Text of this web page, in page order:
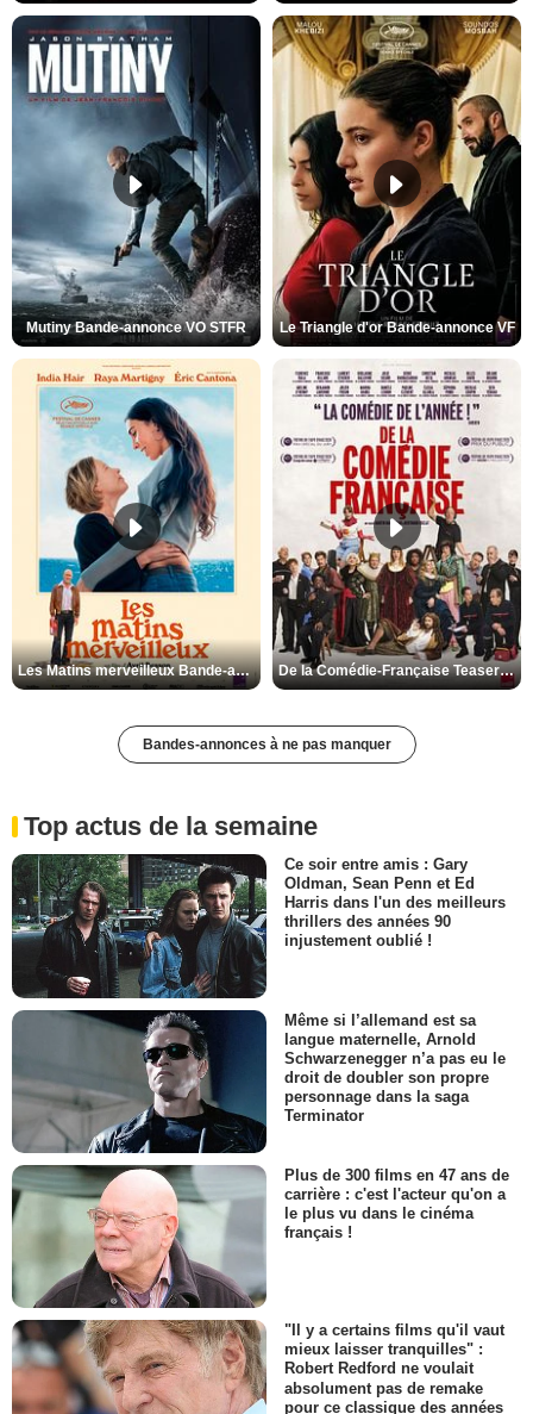
Mutiny Bande-annonce VO STFR Le Triangle d'or Bande-annonce VF
Les Matins merveilleux Bande-annonce VF De la Comédie-Française Teaser VF
Bandes-annonces à ne pas manquer
Top actus de la semaine
Ce soir entre amis : Gary
Oldman, Sean Penn et Ed
Harris dans l'un des meilleurs
thrillers des années 90
injustement oublié !
Même si l’allemand est sa
langue maternelle, Arnold
Schwarzenegger n’a pas eu le
droit de doubler son propre
personnage dans la saga
Terminator
Plus de 300 films en 47 ans de
carrière : c'est l'acteur qu'on a
le plus vu dans le cinéma
français !
"Il y a certains films qu'il vaut
mieux laisser tranquilles" :
Robert Redford ne voulait
absolument pas de remake
pour ce classique des années